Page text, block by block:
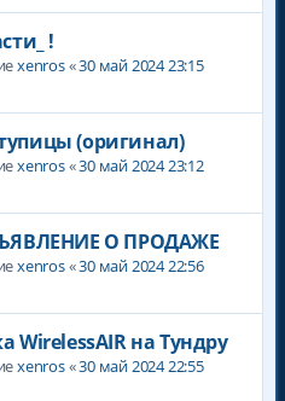
!
xenros«30 май 2024 23:15
(оригинал)
xenros«30 май 2024 23:12
О ПРОДАЖЕ
xenros«30 май 2024 22:56
WirelessAIR на Тундру
xenros«30 май 2024 22:55